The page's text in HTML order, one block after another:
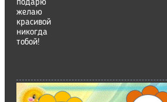
подарю
желаю
красивой
никогда
тобой!